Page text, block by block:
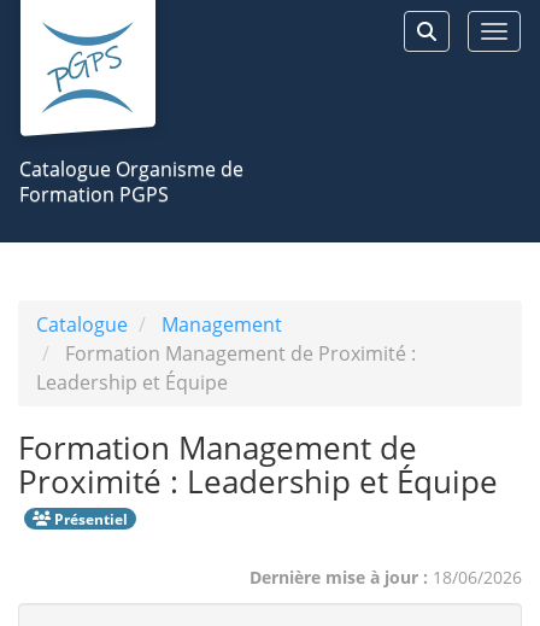
Aller au menu principal
Aller au contenu principal
Personnaliser l'interface
Catalogue Organisme de
Formation PGPS
Catalogue
Management
Formation Management de Proximité :
Leadership et Équipe
Formation Management de
Proximité : Leadership et Équipe
Présentiel
Dernière mise à jour : 18/06/2026